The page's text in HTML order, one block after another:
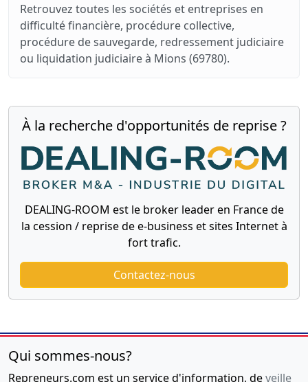
Retrouvez toutes les sociétés et entreprises en
difficulté financière, procédure collective,
procédure de sauvegarde, redressement judiciaire
ou liquidation judiciaire à Mions (69780).
À la recherche d'opportunités de reprise ?
DEALING-ROOM est le broker leader en France de
la cession / reprise de e-business et sites Internet à
fort trafic.
Contactez-nous
Qui sommes-nous?
Repreneurs.com est un service d'information, deveille